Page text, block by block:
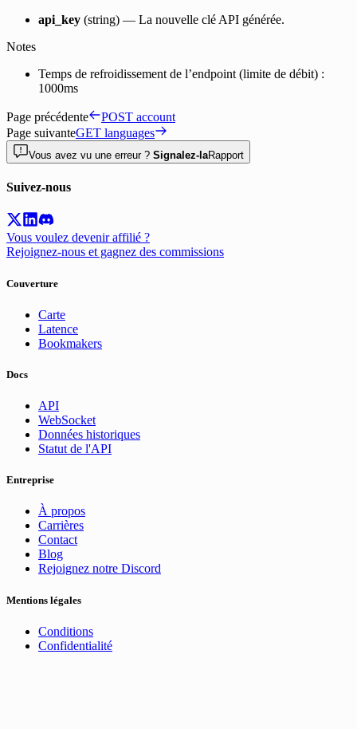
api_key (string) — La nouvelle clé API générée.
Notes
Temps de refroidissement de l’endpoint (limite de débit) :
1000ms
Page précédente
POST account
Page suivanteGET languages
Vous avez vu une erreur ? Signalez-laRapport
Suivez-nous
Vous voulez devenir affilié ?
Rejoignez-nous et gagnez des commissions
Couverture
Carte
Latence
Bookmakers
Docs
API
WebSocket
Données historiques
Statut de l'API
Entreprise
À propos
Carrières
Contact
Blog
Rejoignez notre Discord
Mentions légales
Conditions
Confidentialité